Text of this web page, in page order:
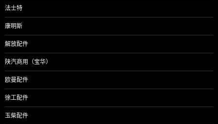
法士特
康明斯
解放配件
陕汽商用（宝华）
欧曼配件
徐工配件
玉柴配件